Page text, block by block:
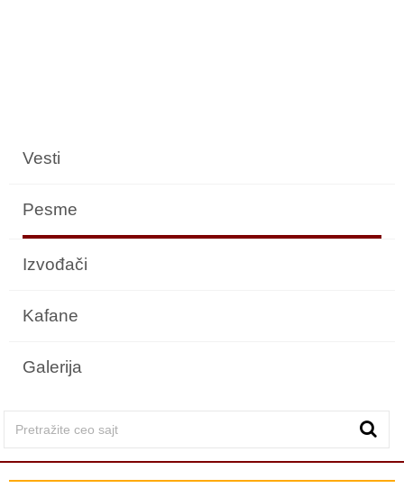
Vesti
Pesme
Izvođači
Kafane
Galerija